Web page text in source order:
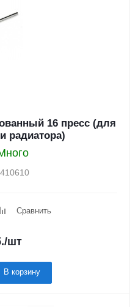
16 пресс (для
радиатора)
Сравнить
/шт
В корзину